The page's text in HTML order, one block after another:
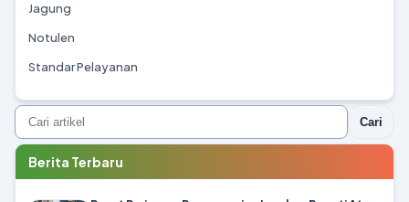
Jagung
Notulen
Standar Pelayanan
Cari
Berita Terbaru